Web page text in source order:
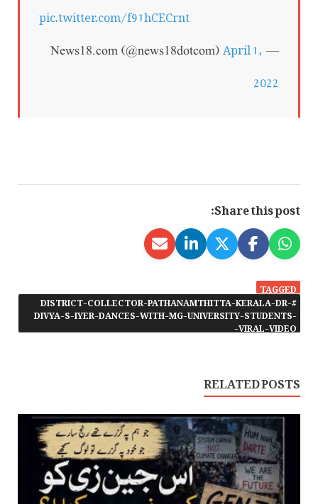
pic.twitter.com/f91hCECrnt
— News18.com (@news18dotcom)
April 1,
2022
Share this post:
TAGGED
#DISTRICT-COLLECTOR-PATHANAMTHITTA-KERALA-DR-
DIVYA-S-IYER-DANCES-WITH-MG-UNIVERSITY-STUDENTS-
VIRAL-VIDEO-
RELATED POSTS